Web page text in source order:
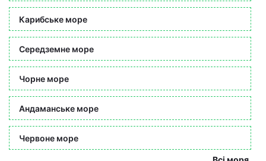
Карибське море
Середземне море
Чорне море
Андаманське море
Червоне море